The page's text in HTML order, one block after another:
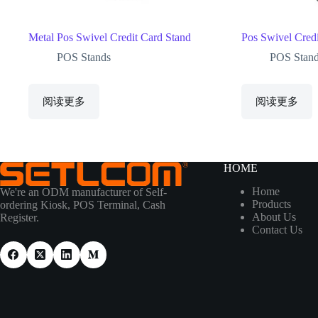
Metal Pos Swivel Credit Card Stand
POS Stands
阅读更多
Pos Swivel
POS
阅读更多
We're an ODM manufacturer of Self-
ordering Kiosk, POS Terminal, Cash
Register.
HOME
Home
Products
About Us
Contact Us